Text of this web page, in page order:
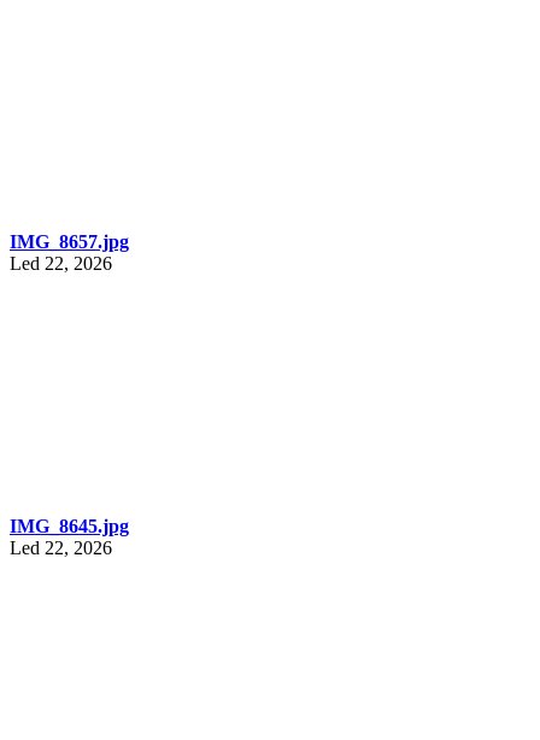
IMG_8657.jpg
Led 22, 2026
IMG_8645.jpg
Led 22, 2026